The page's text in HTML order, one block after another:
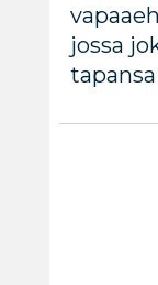
jossa